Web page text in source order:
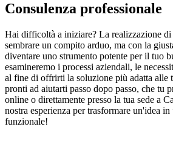
Consulenza professionale
Hai difficoltà a iniziare? La realizzazione di
sembrare un compito arduo, ma con la
diventare uno strumento potente per il tuo
esamineremo i processi aziendali, le
al fine di offrirti la soluzione più adatta alle
pronti ad aiutarti passo dopo passo, che tu
online o direttamente presso la tua sede a
nostra esperienza per trasformare un'idea
funzionale!